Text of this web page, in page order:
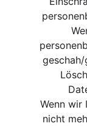
Wenn wir
nicht